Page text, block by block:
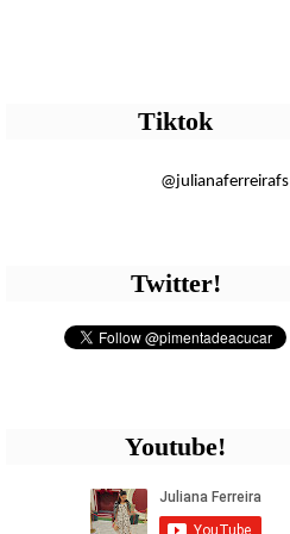
Tiktok
@julianaferreirafs
Twitter!
Youtube!